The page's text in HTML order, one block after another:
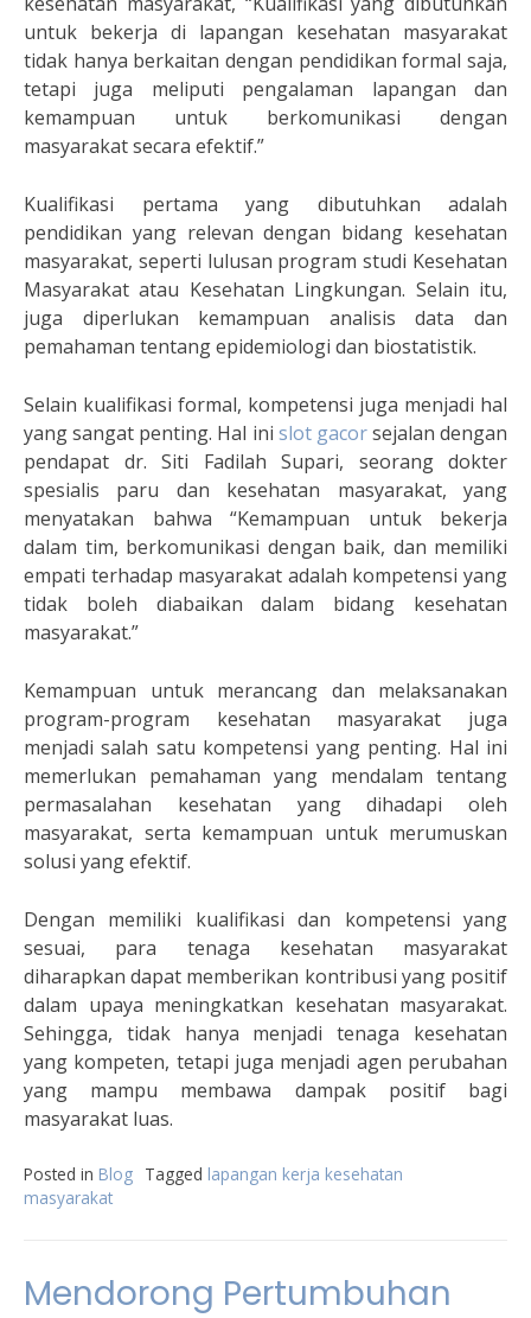
untuk bekerja di lapangan kesehatan masyarakat
tidak hanya berkaitan dengan pendidikan formal saja,
tetapi juga meliputi pengalaman lapangan dan
kemampuan untuk berkomunikasi dengan
masyarakat secara efektif.”
Kualifikasi pertama yang dibutuhkan adalah
pendidikan yang relevan dengan bidang kesehatan
masyarakat, seperti lulusan program studi Kesehatan
Masyarakat atau Kesehatan Lingkungan. Selain itu,
juga diperlukan kemampuan analisis data dan
pemahaman tentang epidemiologi dan biostatistik.
Selain kualifikasi formal, kompetensi juga menjadi hal
yang sangat penting. Hal ini slot gacorsejalan dengan
pendapat dr. Siti Fadilah Supari, seorang dokter
spesialis paru dan kesehatan masyarakat, yang
menyatakan bahwa “Kemampuan untuk bekerja
dalam tim, berkomunikasi dengan baik, dan memiliki
empati terhadap masyarakat adalah kompetensi yang
tidak boleh diabaikan dalam bidang kesehatan
masyarakat.”
Kemampuan untuk merancang dan melaksanakan
program-program kesehatan masyarakat juga
menjadi salah satu kompetensi yang penting. Hal ini
memerlukan pemahaman yang mendalam tentang
permasalahan kesehatan yang dihadapi oleh
masyarakat, serta kemampuan untuk merumuskan
solusi yang efektif.
Dengan memiliki kualifikasi dan kompetensi yang
sesuai, para tenaga kesehatan masyarakat
diharapkan dapat memberikan kontribusi yang positif
dalam upaya meningkatkan kesehatan masyarakat.
Sehingga, tidak hanya menjadi tenaga kesehatan
yang kompeten, tetapi juga menjadi agen perubahan
yang mampu membawa dampak positif bagi
masyarakat luas.
Posted in Blog Tagged lapangan kerja kesehatan
masyarakat
Mendorong Pertumbuhan